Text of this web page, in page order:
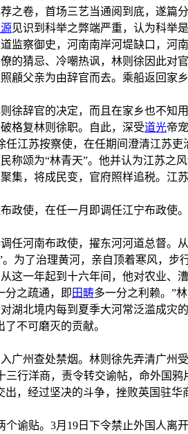
之卷，首场三艺当通阅到底，遂篇
见识到科举之弊端严重，认为科举
监察御史，河南南岸河堤缺口，河
的猜忌、冷嘲热讽，林则徐因此对官
顅父亲为由辞官而去。乘船返回家
徐辞官的决定，而且在家乡也不知
格复林则徐职。自此，深受道光帝
任江苏按察使，在任期间澄清江苏
称颂为“林青天”。他并认为江苏之
集，将成民变，官府照样追税。
政使，在任一月即调任江宁布政
任河南布政使，擢东河河道总督
为了治理黄河，亲自顶着寒风，
这一年起到十六年间，他对农业
分之疏通，即田畴多一分之利赖。”
湖北境内每到夏季大河常泛滥成
不可磨灭的贡献。
广州查处禁烟。林则徐先弄清广
行洋商，责令转交谕帖，命外国
，经过坚决的斗争，挫败英国驻
谕贴。3月19日下令禁止外国人离